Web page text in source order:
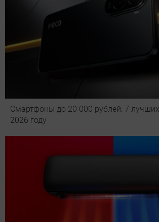
Смартфоны до 20 000 рублей: 7
2026 году